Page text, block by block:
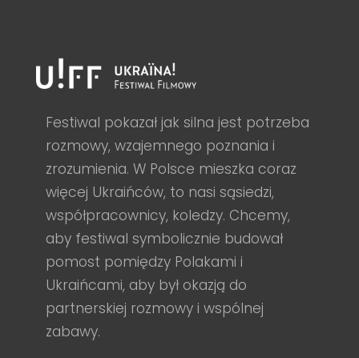
Festiwal pokazał jak silna jest potrzeba
rozmowy, wzajemnego poznania i
zrozumienia. W Polsce mieszka coraz
więcej Ukraińców, to nasi sąsiedzi,
współpracownicy, koledzy. Chcemy,
aby festiwal symbolicznie budował
pomost pomiędzy Polakami i
Ukraińcami, aby był okazją do
partnerskiej rozmowy i wspólnej
zabawy.